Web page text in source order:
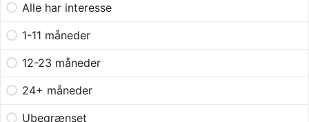
Alle har interesse
1-11 måneder
12-23 måneder
24+ måneder
Ubegrænset